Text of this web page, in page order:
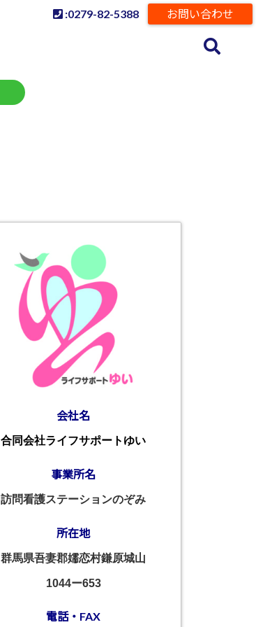
お問い合わせ
:0279-82-5388
会社名
合同会社ライフサポートゆい
事業所名
訪問看護ステーションのぞみ
所在地
群馬県吾妻郡嬬恋村鎌原城山
1044ー653
電話・FAX